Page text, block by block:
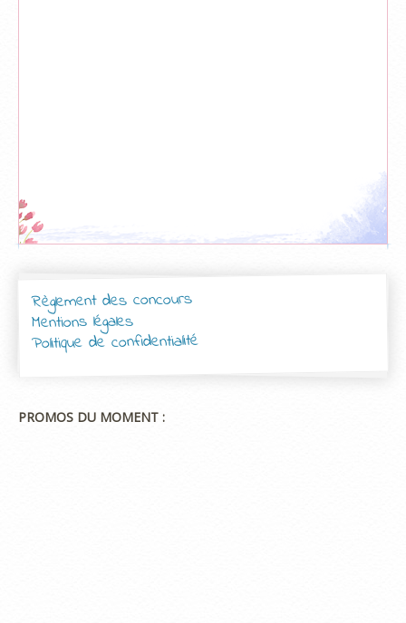
Règlement des concours
Mentions légales
Politique de confidentialité
PROMOS DU MOMENT :